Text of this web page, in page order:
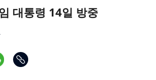
대통령 14일 방중